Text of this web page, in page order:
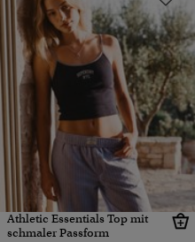
Athletic Essentials Top mit
schmaler Passform